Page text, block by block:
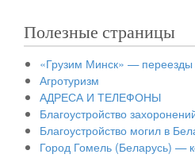
Полезные страницы
«Грузим Минск» — переезды
Агротуризм
АДРЕСА И ТЕЛЕФОНЫ
Благоустройство
Благоустройство могил в
Город Гомель (Беларусь) —